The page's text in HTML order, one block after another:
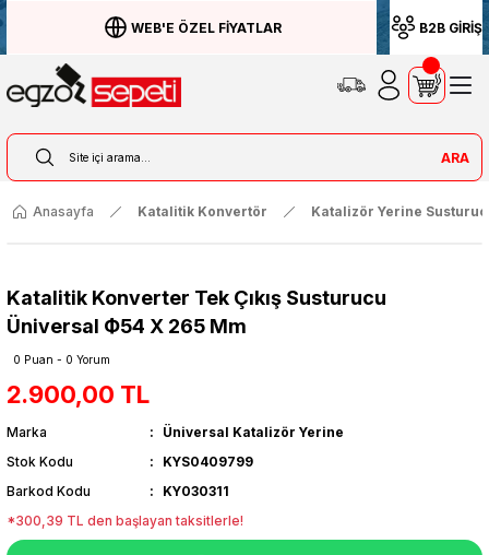
WEB'E ÖZEL FİYATLAR B2B GİRİŞ
ARA
Anasayfa Katalitik Konvertör Katalizör Yerine
Katalitik Konverter Tek Çıkış Susturucu
Üniversal Ф54 X 265 Mm
0 Puan - 0 Yorum
2.900,00 TL
Marka
Üniversal Katalizör Yerine
Stok Kodu
KYS0409799
Barkod Kodu
KY030311
*300,39 TL den başlayan taksitlerle!